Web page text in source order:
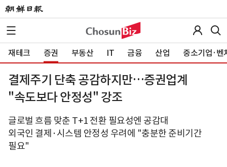
재테크 증권 부동산 IT 금융 산업 중소기업·벤
결제주기 단축 공감하지만…증권업계
"속도보다 안정성" 강조
글로벌 흐름 맞춘 T+1 전환 필요성엔 공감대
외국인 결제·시스템 안정성 우려에 "충분한 준비기간
필요"